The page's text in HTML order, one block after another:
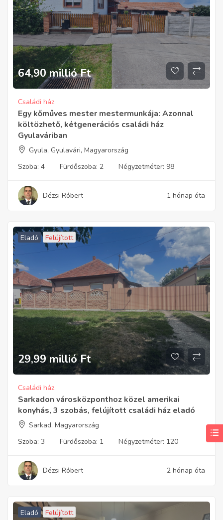
64,90 millió Ft
Családi ház
Egy kőműves mester mestermunkája: Azonnal
költözhető, kétgenerációs családi ház
Gyulaváriban
Gyula, Gyulavári, Magyarország
Szoba: 4 Fürdőszoba: 2 Négyzetméter: 98
Dézsi Róbert 1 hónap óta
Eladó Felújított
29,99 millió Ft
Családi ház
Sarkadon városközponthoz közel amerikai
konyhás, 3 szobás, felújított családi ház eladó
Sarkad, Magyarország
Szoba: 3 Fürdőszoba: 1 Négyzetméter: 120
Dézsi Róbert 2 hónap óta
Eladó Felújított